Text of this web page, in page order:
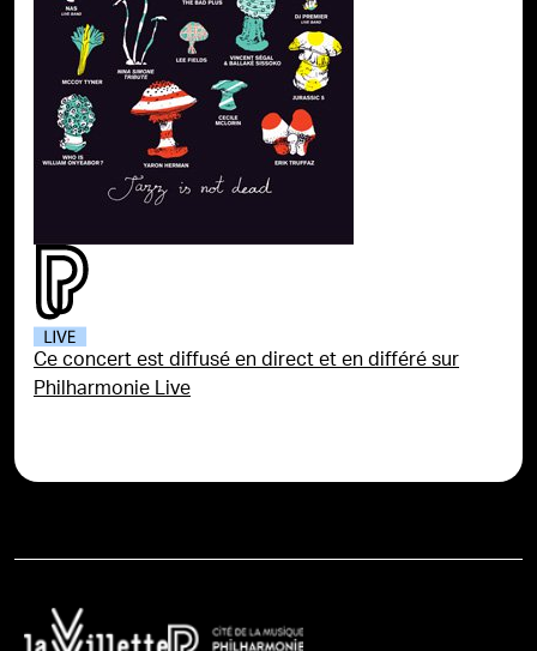
Ce concert est diffusé en direct et en différé sur
Philharmonie Live